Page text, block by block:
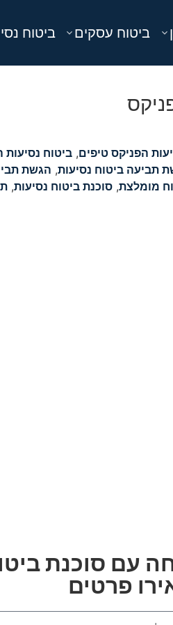
ביטוח עסקים ביטוח
הפניקס טיפים, ביטוח נסיעות
תביעה ביטוח נסיעות, הגשת
מומלצת, סוכנת ביטוח נסיעות,
עם סוכנת
פרטים